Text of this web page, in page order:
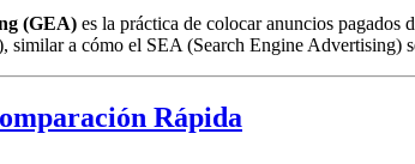
(GEA) es la práctica de colocar anuncios pagados
similar a cómo el SEA (Search Engine Advertising)
Rápida